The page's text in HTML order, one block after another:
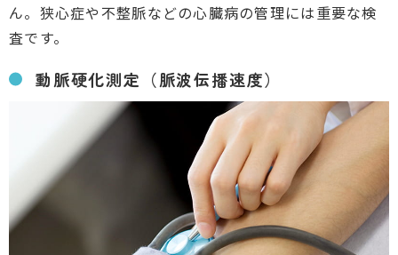
ん。狭心症や不整脈などの心臓病の管理には重要な検
査です。
動脈硬化測定（脈波伝播速度）